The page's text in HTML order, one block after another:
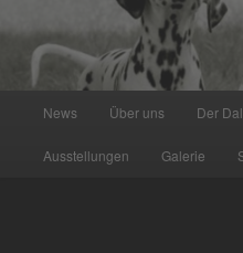
News Über uns Der
Ausstellungen Galerie